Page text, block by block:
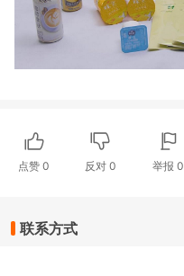
点赞 0 反对0 举报 0
联系方式